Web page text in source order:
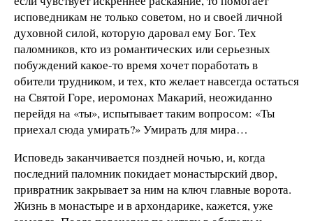
исповедникам не только советом, но и своей личной
духовной силой, которую даровал ему Бог. Тех
паломников, кто из романтических или серьезных
побуждений какое-то время хочет поработать в
обители трудником, и тех, кто желает навсегда остаться
на Святой Горе, иеромонах Макарий, неожиданно
перейдя на «ты», испытывает таким вопросом: «Ты
приехал сюда умирать?» Умирать для мира…
Исповедь заканчивается поздней ночью, и, когда
последний паломник покидает монастырский двор,
привратник закрывает за ним на ключ главные ворота.
Жизнь в монастыре и в архондарике, кажется, уже